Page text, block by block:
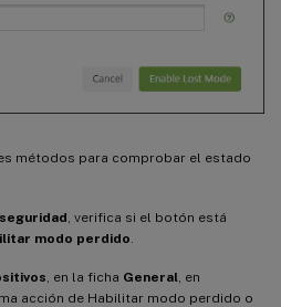
métodos para comprobar el estado
, verifica si el botón está
modo perdido.
, en la ficha General, en
acción de Habilitar modo perdido o